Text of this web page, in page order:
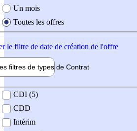
Un mois
Toutes les offres
le filtre de date de création de l'offre
filtres de types de Contrat
contrat
CDI (5)
CDD
Intérim